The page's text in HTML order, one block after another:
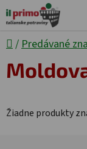
Prejsť na obsah
Domov
/ Predávané
Žiadne produkty